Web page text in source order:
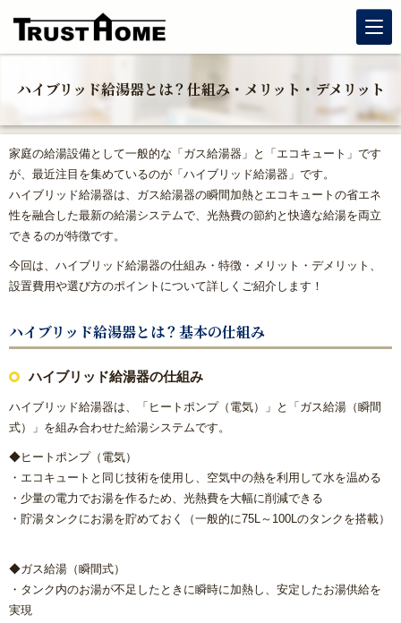
玄関リフォーム
水まわりリフォーム
戸建住宅リフォーム
マンションリフォーム
対応
窓リフォーム（内窓・窓交換・断熱窓）
内窓リフォーム
玄関ドアリフォーム
防犯対策リフォーム
内装リフォーム
ハイブリッド給湯器とは？仕組み・メリット・デメリット
家庭の給湯設備として一般的な「ガス給湯器」と「エコキュート」です
が、最近注目を集めているのが「ハイブリッド給湯器」です。
ハイブリッド給湯器は、ガス給湯器の瞬間加熱とエコキュートの省エネ
性を融合した最新の給湯システムで、光熱費の節約と快適な給湯を両立
できるのが特徴です。
今回は、ハイブリッド給湯器の仕組み・特徴・メリット・デメリット、
設置費用や選び方のポイントについて詳しくご紹介します！
ハイブリッド給湯器とは？基本の仕組み
ハイブリッド給湯器の仕組み
ハイブリッド給湯器は、「ヒートポンプ（電気）」と「ガス給湯（瞬間
式）」を組み合わせた給湯システムです。
◆ヒートポンプ（電気）
・エコキュートと同じ技術を使用し、空気中の熱を利用して水を温める
・少量の電力でお湯を作るため、光熱費を大幅に削減できる
・貯湯タンクにお湯を貯めておく（一般的に75L～100Lのタンクを搭載）
◆ガス給湯（瞬間式）
・タンク内のお湯が不足したときに瞬時に加熱し、安定したお湯供給を
実現